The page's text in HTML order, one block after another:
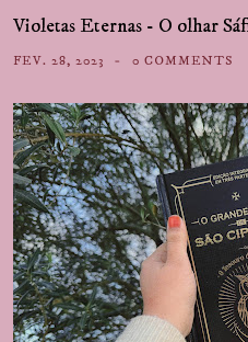
Violetas Eternas - O olhar
FEV. 28, 2023 0 COMMENTS